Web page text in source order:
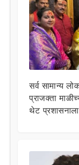
सर्व सामान्य
प्राजक्ता
थेट